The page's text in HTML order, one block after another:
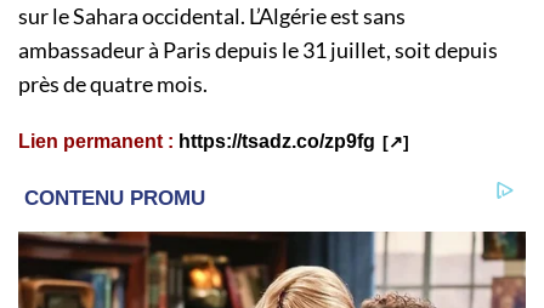
sur le Sahara occidental. L’Algérie est sans
ambassadeur à Paris depuis le 31 juillet, soit depuis
près de quatre mois.
Lien permanent : https://tsadz.co/zp9fg